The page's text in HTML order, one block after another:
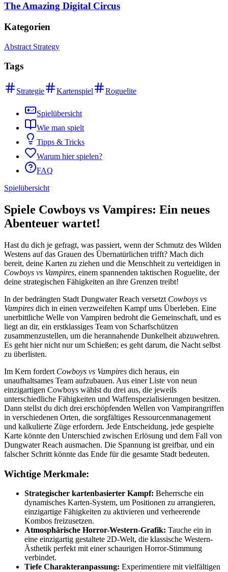
The Amazing Digital Circus
Kategorien
Abstract Strategy
Tags
Strategie Kartenspiel Roguelite
Spielübersicht
Wie man spielt
Tipps & Tricks
Warum hier spielen?
FAQ
Spielübersicht
Spiele Cowboys vs Vampires: Ein neues
Abenteuer wartet!
Hast du dich je gefragt, was passiert, wenn der Schmutz des Wilden
Westens auf das Grauen des Übernatürlichen trifft? Mach dich
bereit, deine Karten zu ziehen und die Menschheit zu verteidigen in
Cowboys vs Vampires, einem spannenden taktischen Roguelite, der
deine strategischen Fähigkeiten an ihre Grenzen treibt!
In der bedrängten Stadt Dungwater Reach versetzt Cowboys vs
Vampires dich in einen verzweifelten Kampf ums Überleben. Eine
unerbittliche Welle von Vampiren bedroht die Gemeinschaft, und es
liegt an dir, ein erstklassiges Team von Scharfschützen
zusammenzustellen, um die herannahende Dunkelheit abzuwehren.
Es geht hier nicht nur um Schießen; es geht darum, die Nacht selbst
zu überlisten.
Im Kern fordert Cowboys vs Vampires dich heraus, ein
unaufhaltsames Team aufzubauen. Aus einer Liste von neun
einzigartigen Cowboys wählst du drei aus, die jeweils
unterschiedliche Fähigkeiten und Waffenspezialisierungen besitzen.
Dann stellst du dich drei erschöpfenden Wellen von Vampirangriffen
in verschiedenen Orten, die sorgfältiges Ressourcenmanagement
und kalkulierte Züge erfordern. Jede Entscheidung, jede gespielte
Karte könnte den Unterschied zwischen Erlösung und dem Fall von
Dungwater Reach ausmachen. Die Spannung ist greifbar, und ein
falscher Schritt könnte das Ende für die gesamte Stadt bedeuten.
Wichtige Merkmale:
Strategischer kartenbasierter Kampf: Beherrsche ein
dynamisches Karten-System, um Positionen zu arrangieren,
einzigartige Fähigkeiten zu aktivieren und verheerende
Kombos freizusetzen.
Atmosphärische Horror-Western-Grafik: Tauche ein in
eine einzigartig gestaltete 2D-Welt, die klassische Western-
Ästhetik perfekt mit einer schaurigen Horror-Stimmung
verbindet.
Tiefe Charakteranpassung: Experimentiere mit vielfältigen